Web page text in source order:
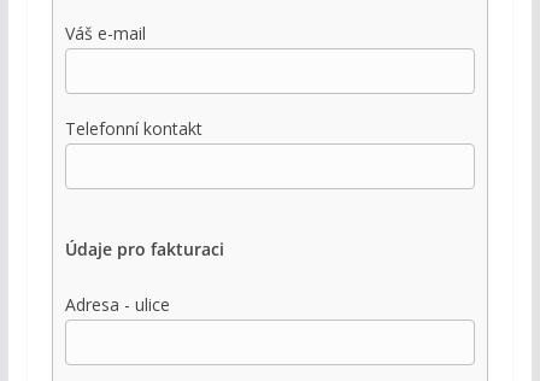
Váš e-mail
Telefonní kontakt
Údaje pro fakturaci
Adresa - ulice